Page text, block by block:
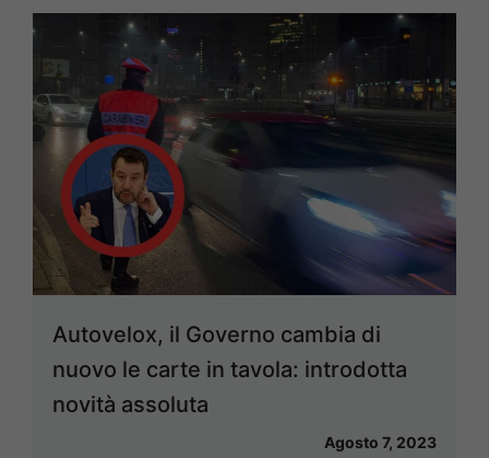
Autovelox, il Governo cambia di
nuovo le carte in tavola: introdotta
novità assoluta
Agosto 7, 2023